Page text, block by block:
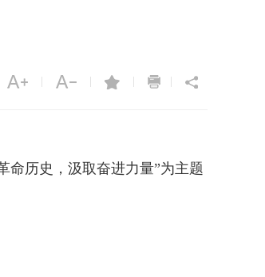
历史，汲取奋进力量”为主题